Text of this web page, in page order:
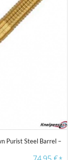
Purist Steel Barrel –